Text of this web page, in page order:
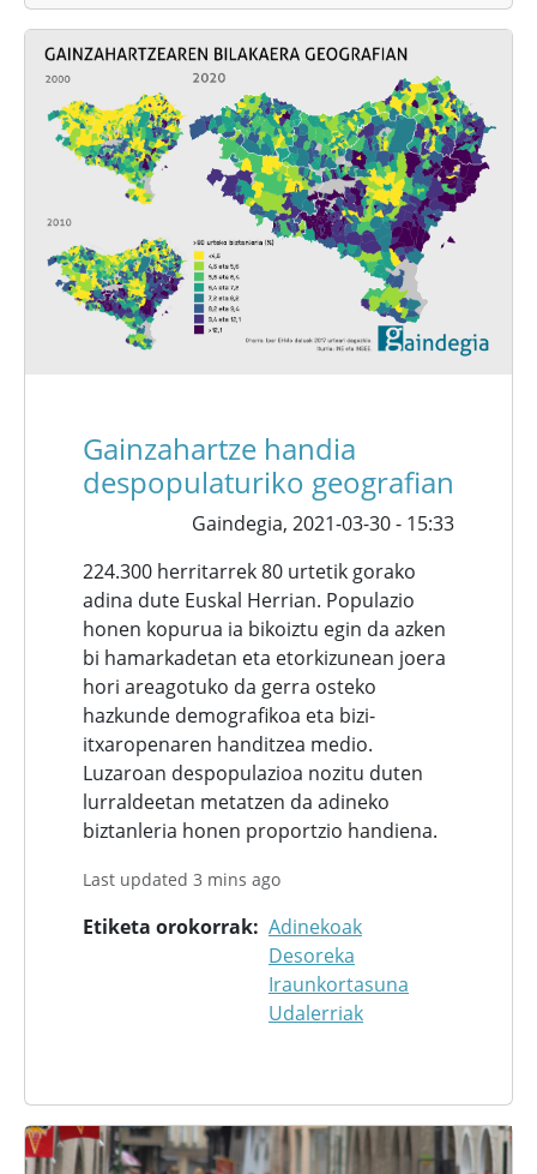
Gainzahartze handia
despopulaturiko geografian
Gaindegia, 2021-03-30 - 15:33
224.300 herritarrek 80 urtetik gorako
adina dute Euskal Herrian. Populazio
honen kopurua ia bikoiztu egin da azken
bi hamarkadetan eta etorkizunean joera
hori areagotuko da gerra osteko
hazkunde demografikoa eta bizi-
itxaropenaren handitzea medio.
Luzaroan despopulazioa nozitu duten
lurraldeetan metatzen da adineko
biztanleria honen proportzio handiena.
Last updated 3 mins ago
Etiketa orokorrak Adinekoak
Desoreka
Iraunkortasuna
Udalerriak